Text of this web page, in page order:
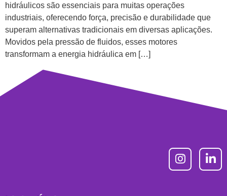
hidráulicos são essenciais para muitas operações
industriais, oferecendo força, precisão e durabilidade que
superam alternativas tradicionais em diversas aplicações.
Movidos pela pressão de fluidos, esses motores
transformam a energia hidráulica em […]